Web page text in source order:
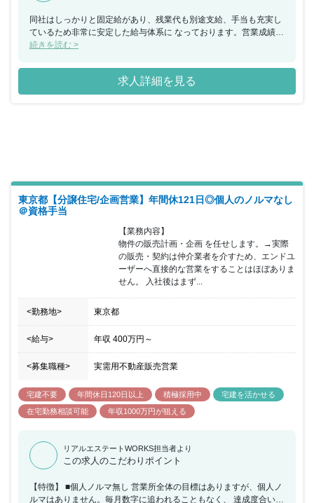
同社はしっかりと固定給があり、残業代も別途支給、手当も充実し
ているため非常に安定した給与体系に なっております。営業成績に
関係なく、安定して稼げる環境です。 離職率10％以下の働きやす
す。 残業は月20～30時間程度です。同社の注文住宅の特徴とし
て、完全フルオーダーではないため、お客様との商談時間が短く、
そのため夜までお打ち 合わせが伸びるということもあまりありませ
続きを読む >
求人詳細を見る
東京都【分譲住宅/企画営業】年間休121日◎個人のノルマなし
＠資格手当
【業務内容】
物件の販売計画・企画 を任せします。→実際
の販売・契約は仲介業者を介すため、エンドユ
ーザーへ直接的な営業をすることはほぼありま
せん。 入社後はまず...
<勤務地> 東京都
<給与> 年収 400万円 ～
<募集職種> 実需用不動産販売営業
宅建不要 年間休日120日以上 積極採用中
宅建を活かせる
在宅勤務相談可能
年収1000万円が狙える
リアルエステートWORKS担当者より
この求人のこだわりポイント
【特徴】 ■個人ノルマ無し 営業所全体の目標はありますが、個人ノ
ルマはありません。毎月数字に追われることもなく、 達成度合いに